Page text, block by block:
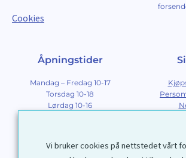
Cookies
Åpningstider
Mandag – Fredag 10-17
Torsdag 10-18
Lørdag 10-16
Vi bruker cookies på nettstedet vårt